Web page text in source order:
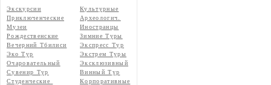
Экскурсии
Культурные
Приключенческие
Археологич.
Музеи
Иностранцы
Рождественские
Зимние Туры
Вечерний Тбилиси
Экспресс Тур
Эко Тур
Экстрем Туры
Очаровательный
Эксклюзивный
Сувенир Тур
Винный Тур
Студенческие
Корпоративные